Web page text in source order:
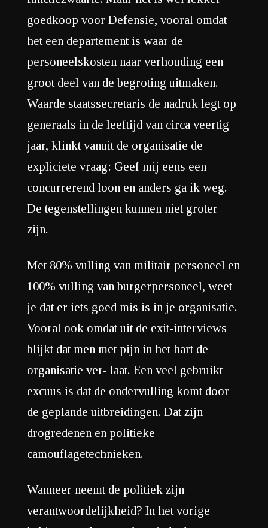
goedkoop voor Defensie, vooral omdat
het een departement is waar de
personeelskosten naar verhouding een
groot deel van de begroting uitmaken.
Waarde staatssecretaris de nadruk legt op
generaals in de leeftijd van circa veertig
jaar, klinkt vanuit de organisatie de
expliciete vraag: Geef mij eens een
concurrerend loon en anders ga ik weg.
De tegenstellingen kunnen niet groter
zijn.
Met 80% vulling van militair personeel en
100% vulling van burgerpersoneel, weet
je dat er iets goed mis is in je organisatie.
Vooral ook omdat uit de exit-interviews
blijkt dat men met pijn in het hart de
organisatie ver- laat. Een veel gebruikt
excuus is dat de ondervulling komt door
de geplande uitbreidingen. Dat zijn
drogredenen en politieke
camouflagetechnieken.
Wanneer neemt de politiek zijn
verantwoordelijkheid? In het vorige